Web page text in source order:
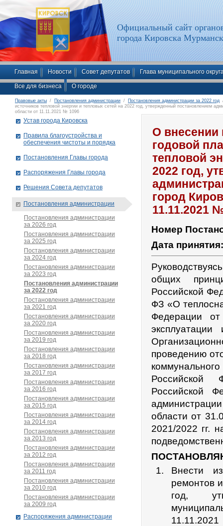
Официальный сайт
города Кировска
Главная Новости Совет депутатов Глава муниципального
Все для бизнеса О городе
Правовые акты / Постановления администрации / Постановления администрации за 2022 год
источников тепловой энергии и тепловых сетей на 2022 год, утвержденный постановлением
области от 11.11.2021 № 1096
О
годовой
тепловой
2022 год,
город
11.11.2021
Номер
Дата
общих
Российской
ФЗ «О
Федерации
проведению
Российской
Российской
области от
2021/2022 гг.
Внести
ремонтов
год,
Устав города Кировска
Правила благоустройства и
обеспечения чистоты и порядка
Постановления Главы города
Распоряжения Главы города
Решения Совета депутатов
Постановления администрации
Постановления администрации
за 2026 год
Постановления администрации
за 2025 год
Постановления администрации
за 2024 год
Постановления администрации
за 2023 год
Постановления администрации
за 2022 год
Постановления администрации
за 2021 год
Постановления администрации
за 2020 год
Постановления администрации
за 2019 год
Постановления администрации
за 2018 год
Постановления администрации
за 2017 год
Постановления администрации
за 2016 год
Постановления администрации
за 2015 год
Постановления администрации
за 2014 год
Постановления администрации
за 2013 год
Постановления администрации
за 2012 год
Постановления администрации
за 2011 год
Постановления администрации
за 2010 год
Постановления администрации
за 2009 год
Распоряжения администрации